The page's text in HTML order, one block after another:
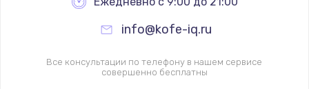
1210 руб.
Заказать
Замена нагревателя испарителя
info@kofe-iq.ru
Все консультации по телефону в нашем сервисе
совершенно бесплатны